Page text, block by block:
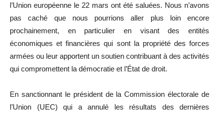
l’Union européenne le 22 mars ont été saluées. Nous n’avons
pas caché que nous pourrions aller plus loin encore
prochainement, en particulier en visant des entités
économiques et financières qui sont la propriété des forces
armées ou leur apportent un soutien contribuant à des activités
qui compromettent la démocratie et l’État de droit.
En sanctionnant le président de la Commission électorale de
l’Union (UEC) qui a annulé les résultats des dernières